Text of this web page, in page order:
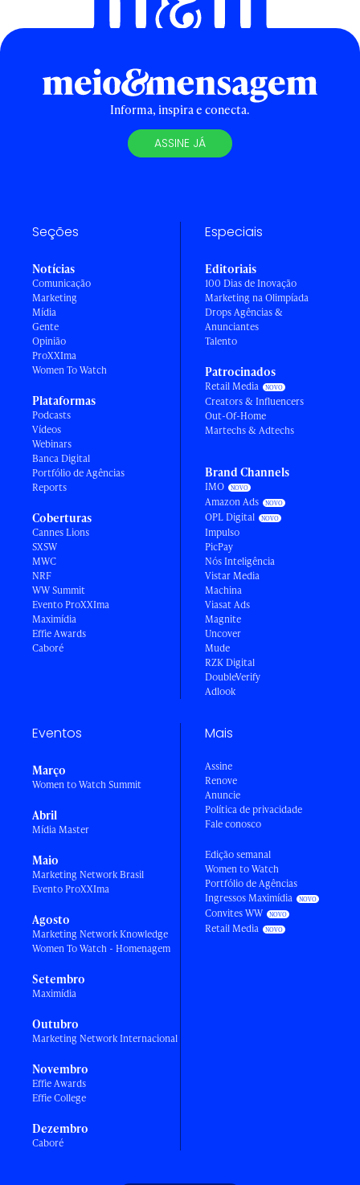
Informa, inspira e conecta.
ASSINE JÁ
Seções
Notícias
Comunicação
Marketing
Mídia
Gente
Opinião
ProXXIma
Women To Watch
Plataformas
Podcasts
Vídeos
Webinars
Banca Digital
Portfólio de Agências
Reports
Coberturas
Cannes Lions
SXSW
MWC
NRF
WW Summit
Evento ProXXIma
Maximídia
Effie Awards
Caboré
Especiais
Editoriais
100 Dias de Inovação
Marketing na Olimpíada
Drops Agências &
Anunciantes
Talento
Patrocinados
Retail Media
Creators & Influencers
Out-Of-Home
Martechs & Adtechs
Brand Channels
IMO
Amazon Ads
OPL Digital
Impulso
PicPay
Nós Inteligência
Vistar Media
Machina
Viasat Ads
Magnite
Uncover
Mude
RZK Digital
DoubleVerify
Adlook
Eventos
Março
Women to Watch Summit
Abril
Mídia Master
Maio
Marketing Network Brasil
Evento ProXXIma
Agosto
Marketing Network Knowledge
Women To Watch - Homenagem
Setembro
Maximídia
Outubro
Marketing Network Internacional
Novembro
Effie Awards
Effie College
Dezembro
Caboré
Mais
Assine
Renove
Anuncie
Política de privacidade
Fale conosco
Edição semanal
Women to Watch
Portfólio de Agências
Ingressos Maximídia
Convites WW
Retail Media